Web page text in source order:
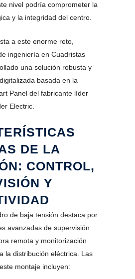
nivel podría comprometer la
y la integridad del centro.
a este enorme reto,
ingeniería en Cuadristas
una solución robusta y
basada en la
Panel del fabricante líder
Electric.
DE LA
CONTROL,
Y
de baja tensión destaca por
avanzadas de supervisión
remota y monitorización
la distribución eléctrica. Las
montaje incluyen: